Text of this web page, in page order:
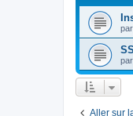
par
par
Aller sur